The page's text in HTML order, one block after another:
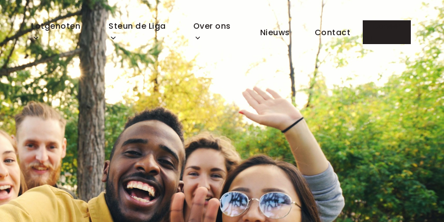
Lotgenoten Steun de Liga Over ons
Nieuws Contact